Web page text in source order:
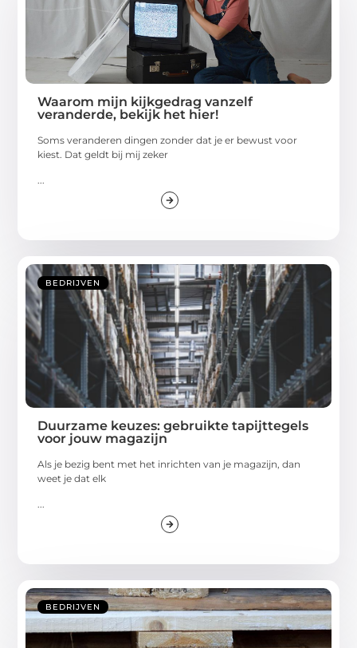
Waarom mijn kijkgedrag vanzelf
veranderde, bekijk het hier!
Soms veranderen dingen zonder dat je er bewust voor
kiest. Dat geldt bij mij zeker
...
BEDRIJVEN
Duurzame keuzes: gebruikte tapijttegels
voor jouw magazijn
Als je bezig bent met het inrichten van je magazijn, dan
weet je dat elk
...
BEDRIJVEN